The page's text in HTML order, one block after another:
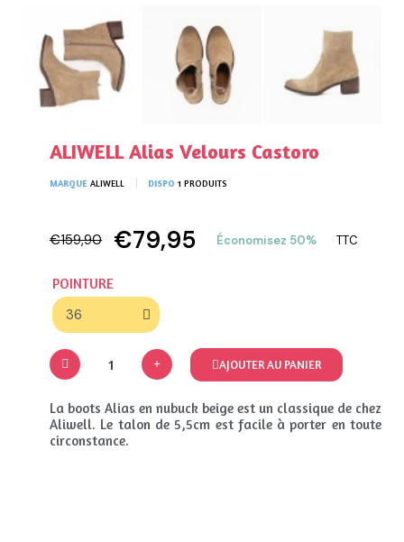
ALIWELL Alias Velours Castoro
MARQUE ALIWELL DISPO 1 PRODUITS
€159,90 €79,95 Économisez 50% TTC
POINTURE
AJOUTER AU PANIER
La boots Alias en nubuck beige est un classique de chez
Aliwell. Le talon de 5,5cm est facile à porter en toute
circonstance.